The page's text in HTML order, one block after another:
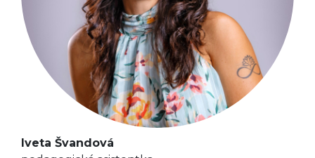
Iveta Švandová